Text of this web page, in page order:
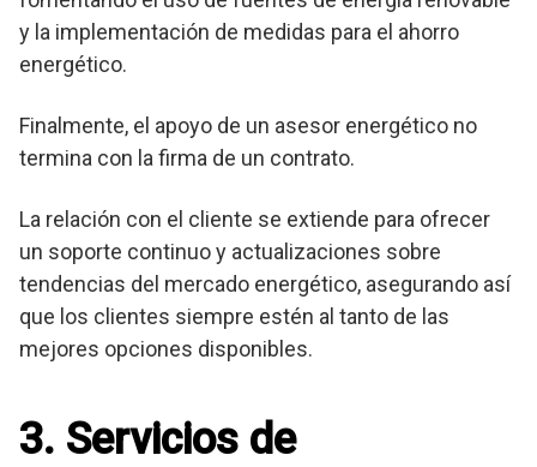
y la implementación de medidas para el ahorro
energético.
Finalmente, el apoyo de un asesor energético no
termina con la firma de un contrato.
La relación con el cliente se extiende para ofrecer
un soporte continuo y actualizaciones sobre
tendencias del mercado energético, asegurando así
que los clientes siempre estén al tanto de las
mejores opciones disponibles.
3. Servicios de